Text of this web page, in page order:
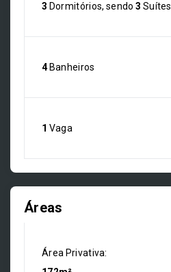
3 Dormitórios, sendo3 Suítes
4Banheiros
1 Vaga
Áreas
Área Privativa: